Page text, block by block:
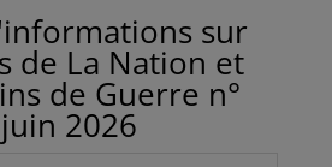
sur
de La Nation et
de Guerre n°
2026